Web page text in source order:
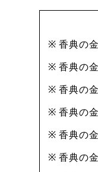
※ 香典の
※ 香典の
※ 香典の
※ 香典の
※ 香典の
※ 香典の